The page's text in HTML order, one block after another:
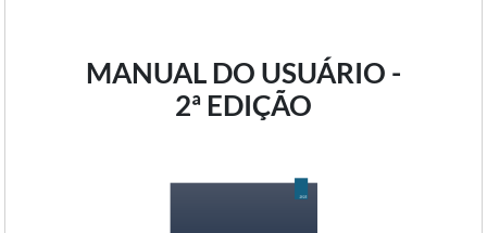
MANUAL DO USUÁRIO -
2ª EDIÇÃO